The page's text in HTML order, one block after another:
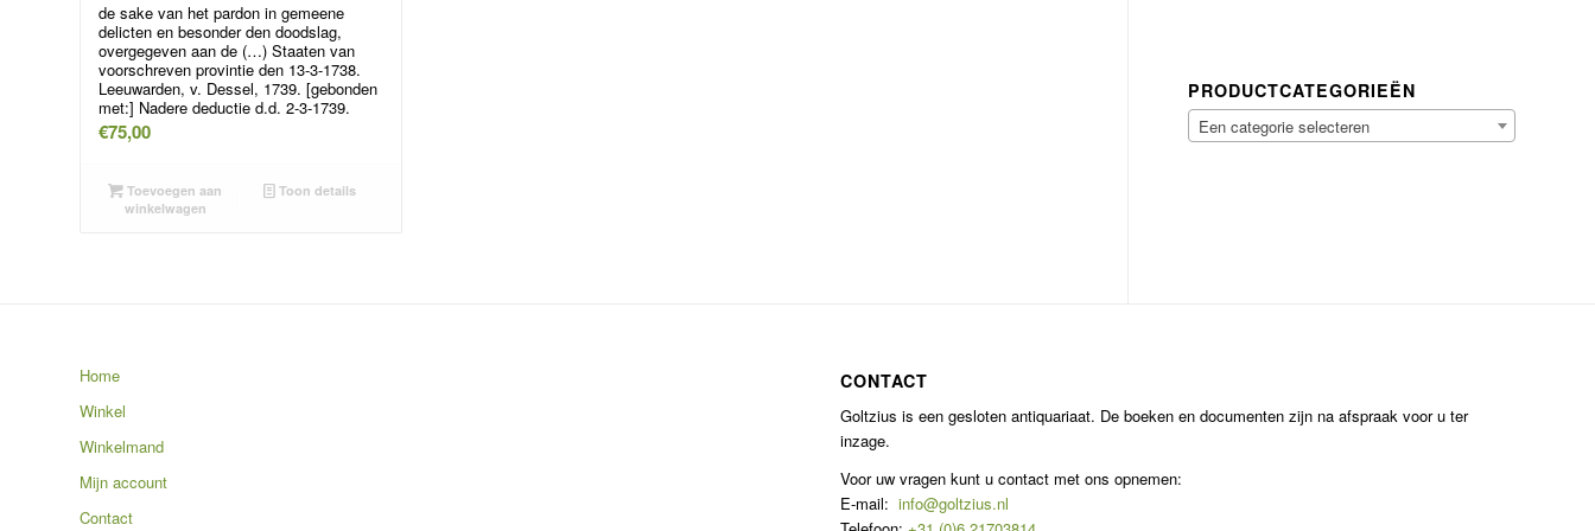
de sake van het pardon in gemeene
delicten en besonder den doodslag,
overgegeven aan de (…) Staaten van
voorschreven provintie den 13-3-1738.
Leeuwarden, v. Dessel, 1739. [gebonden
met:] Nadere deductie d.d. 2-3-1739.
€75,00
Toevoegen aan
winkelwagen
Toon details
PRODUCTCATEGORIEËN
Een categorie selecteren
Home
Winkel
Winkelmand
Mijn account
Contact
CONTACT
Goltzius is een gesloten antiquariaat. De boeken en documenten zijn na afspraak voor u ter
inzage.
Voor uw vragen kunt u contact met ons opnemen:
E-mail:info@goltzius.nl